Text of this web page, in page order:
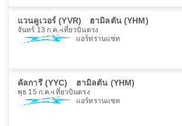
แวนคูเวอร์ (YVR) ฮามิลตัน (YHM)
จันทร์ 13 ก.ค. เที่ยวบินตรง
แอร์ทรานแซท
คัลการี (YYC) ฮามิลตัน (YHM)
พุธ 15 ก.ค. เที่ยวบินตรง
แอร์ทรานแซท